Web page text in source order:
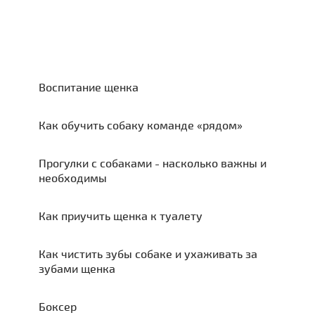
Воспитание щенка
Как обучить собаку команде «рядом»
Прогулки с собаками - насколько важны и
необходимы
Как приучить щенка к туалету
Как чистить зубы собаке и ухаживать за
зубами щенка
Боксер